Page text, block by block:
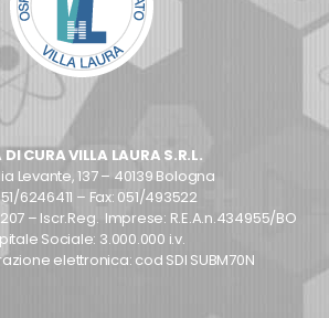
DI CURA VILLA LAURA S.R.L.
Levante, 137 – 40139 Bologna
6246411 – Fax: 051/493522
– Iscr.Reg. Imprese: R.E.A.n.434955/BO
Sociale: 3.000.000 i.v.
elettronica: cod SDI SUBM70N